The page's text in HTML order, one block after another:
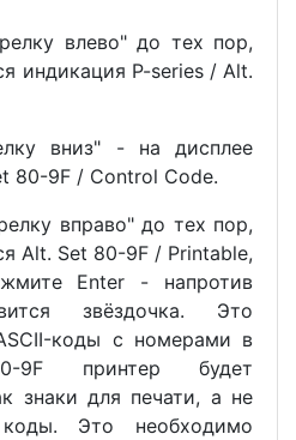
влево" до тех пор,
индикация P-series / Alt.
вниз" - на дисплее
80-9F / Control Code.
вправо" до тех пор,
Alt. Set 80-9F / Printable,
Enter - напротив
звёздочка. Это
коды с номерами в
9F принтер будет
знаки для печати, а не
Это необходимо